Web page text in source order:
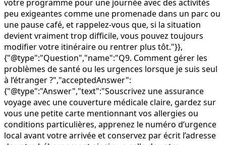
votre programme pour une journée avec des activités
peu exigeantes comme une promenade dans un parc ou
une pause café, et rappelez-vous que, si la situation
devient vraiment trop difficile, vous pouvez toujours
modifier votre itinéraire ou rentrer plus tôt."}},
{"@type":"Question","name":"Q9. Comment gérer les
problèmes de santé ou les urgences lorsque je suis seul
à l’étranger ?","acceptedAnswer":
{"@type":"Answer","text":"Souscrivez une assurance
voyage avec une couverture médicale claire, gardez sur
vous une petite carte mentionnant vos allergies ou
conditions particulières, apprenez le numéro d’urgence
local avant votre arrivée et conservez par écrit l’adresse